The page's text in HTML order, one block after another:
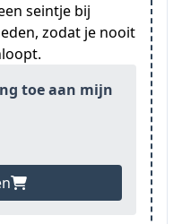
seintje bij
zodat je nooit
toe aan mijn